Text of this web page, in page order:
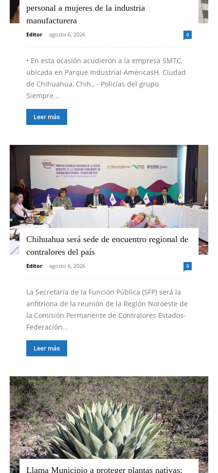
personal a mujeres de la industria
manufacturera
Editor - agosto 6, 2026 0
•⁠ ⁠En esta ocasión acudieron a la empresa SMTC,
ubicada en Parque Industrial AméricasH. Ciudad
de Chihuahua, Chih., - Policías del grupo
Siempre...
Leer más
Chihuahua será sede de encuentro regional de
contralores del país
Editor - agosto 6, 2026 0
La Secretaría de la Función Pública (SFP) será la
anfitriona de la reunión de la Región Noroeste de
la Comisión Permanente de Contralores Estados-
Federación...
Leer más
Llama Municipio a proteger plantas nativas;